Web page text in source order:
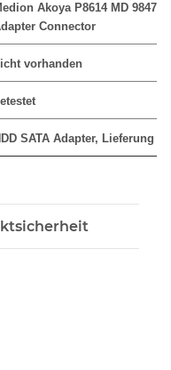
Akoya P8614 MD 98470
Connector
vorhanden
SATA Adapter, Lieferung